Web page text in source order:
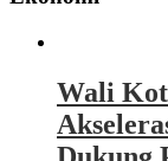
Wali